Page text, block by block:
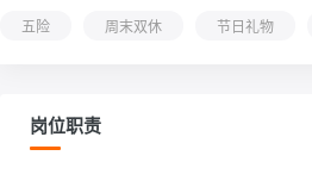
五险 周末双休 节日礼物
岗位职责